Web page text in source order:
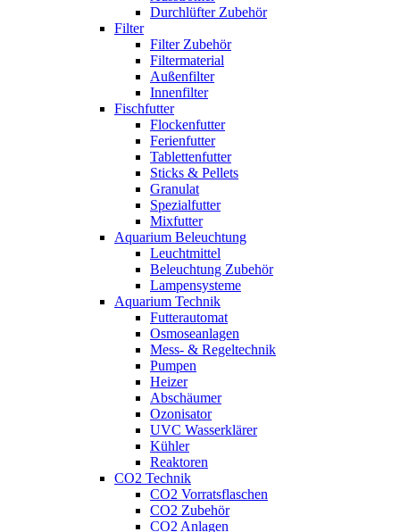
Durchlüfter Zubehör
Filter
Filter Zubehör
Filtermaterial
Außenfilter
Innenfilter
Fischfutter
Flockenfutter
Ferienfutter
Tablettenfutter
Sticks & Pellets
Granulat
Spezialfutter
Mixfutter
Aquarium Beleuchtung
Leuchtmittel
Beleuchtung Zubehör
Lampensysteme
Aquarium Technik
Futterautomat
Osmoseanlagen
Mess- & Regeltechnik
Pumpen
Heizer
Abschäumer
Ozonisator
UVC Wasserklärer
Kühler
Reaktoren
CO2 Technik
CO2 Vorratsflaschen
CO2 Zubehör
CO2 Anlagen